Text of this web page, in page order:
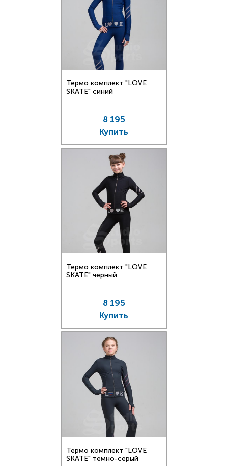
Термо комплект "LOVE
SKATE" синий
8 195
Купить
Термо комплект "LOVE
SKATE" черный
8 195
Купить
Термо комплект "LOVE
SKATE" темно-серый